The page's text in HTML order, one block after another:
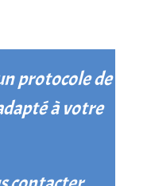
protocole de
à votre